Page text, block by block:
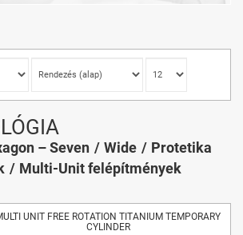
– Seven Wide
Protetika
Multi-Unit felépítmények
UNIT FREE ROTATION TITANIUM TEMPORARY
CYLINDER